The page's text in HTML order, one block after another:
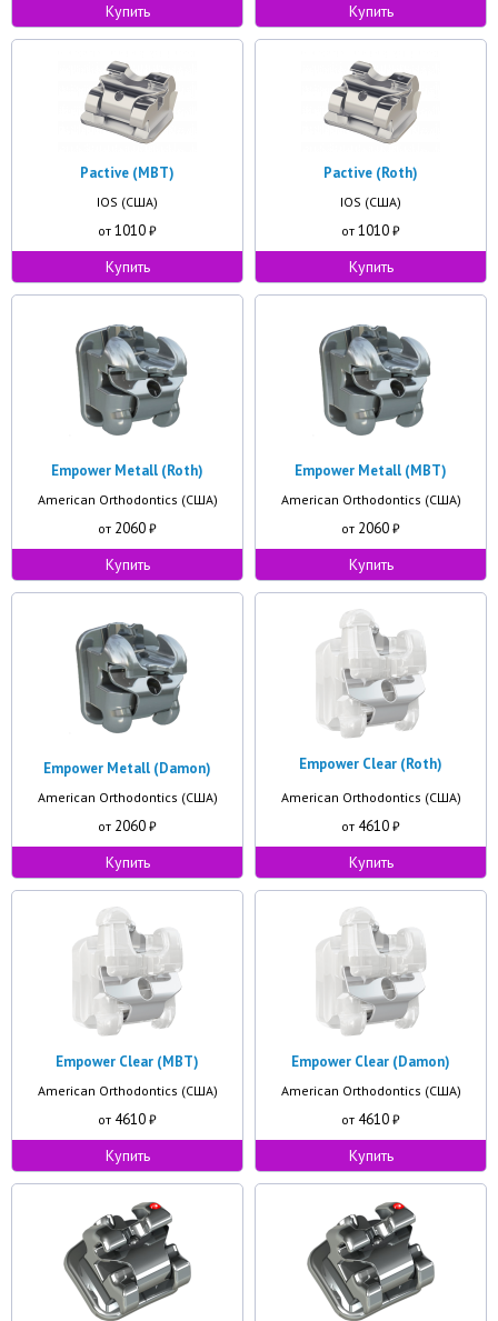
Купить Купить
Pactive (MBT)
IOS (США)
от 1010 ₽
Купить
Pactive (Roth)
IOS (США)
от 1010 ₽
Купить
Empower Metall (Roth)
American Orthodontics (США)
от 2060 ₽
Купить
Empower Metall (MBT)
American Orthodontics (США)
от 2060 ₽
Купить
Empower Metall (Damon)
American Orthodontics (США)
от 2060 ₽
Купить
Empower Clear (Roth)
American Orthodontics (США)
от 4610 ₽
Купить
Empower Clear (MBT)
American Orthodontics (США)
от 4610 ₽
Купить
Empower Clear (Damon)
American Orthodontics (США)
от 4610 ₽
Купить